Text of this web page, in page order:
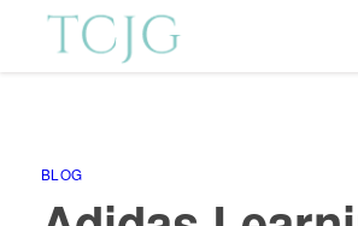
BLOG